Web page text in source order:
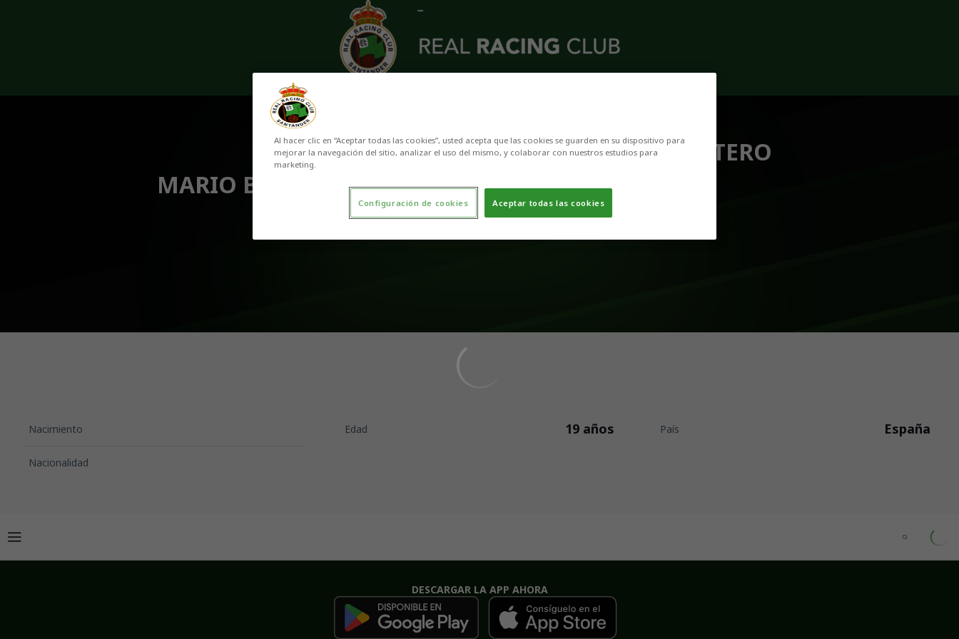
Skip to main content
MARIO BEDIA
DELANTERO
Nacimiento Edad 19 años País España
Nacionalidad
DESCARGAR LA APP AHORA
Al hacer clic en “Aceptar todas las cookies”, usted acepta que las cookies se guarden en su dispositivo para
mejorar la navegación del sitio, analizar el uso del mismo, y colaborar con nuestros estudios para
marketing.
Aceptar todas las cookies
Configuración de cookies